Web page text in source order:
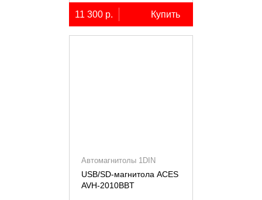
четырёхканальный,
4х125Вт (4Ом)
11 300 р. Купить
Автомагнитолы 1DIN
USB/SD-магнитола ACES
AVH-2010BBT